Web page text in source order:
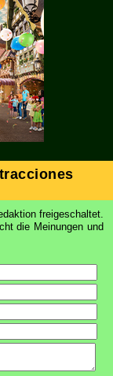
freigeschaltet.
die Meinungen und